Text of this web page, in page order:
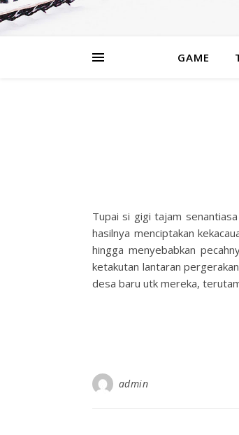
GAME
Tupai si gigi tajam
hasilnya menciptakan
hingga menyebabkan
ketakutan lantaran
desa baru utk mereka,
admin